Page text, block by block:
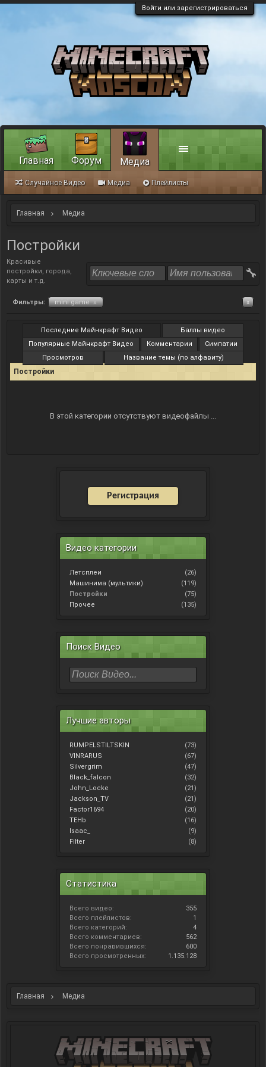
Войти или зарегистрироваться
Главная Медиа
Постройки
Красивые
постройки, города,
карты и т.д.
Фильтры: mini game x x
Последние Майнкрафт Видео
Баллы видео
Популярные Майнкрафт Видео
Комментарии
Симпатии
Просмотров
Название темы (по алфавиту)
Постройки
В этой категории отсутствуют видеофайлы ...
Регистрация
Видео категории
Летсплеи
(26)
Машинима (мультики)
(119)
Постройки
(75)
Прочее
(135)
Поиск Видео
Лучшие авторы
RUMPELSTILTSKIN
(73)
VINRARUS
(67)
Silvergrim
(47)
Black_falcon
(32)
John_Locke
(21)
Jackson_TV
(21)
Factor1694
(20)
TEHb
(16)
Isaac_
(9)
Filter
(8)
Статистика
Всего видео:
355
Всего плейлистов:
1
Всего категорий:
4
Всего комментариев:
562
Всего понравившихся:
600
Всего просмотренных:
1.135.128
Главная Медиа
Главная Форум Медиа
Случайное Видео Медиа Плейлисты